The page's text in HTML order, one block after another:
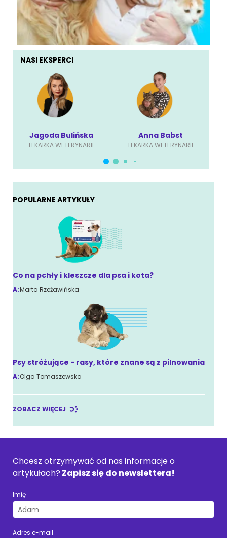
NASI EKSPERCI
Jagoda Bulińska
LEKARKA WETERYNARII
Anna Babst
LEKARKA WETERYNARII
POPULARNE ARTYKUŁY
Co na pchły i kleszcze dla psa i kota?
A:Marta Rzeżawińska
Psy stróżujące - rasy, które znane są z pilnowania
A:Olga Tomaszewska
ZOBACZ WIĘCEJ
Chcesz otrzymywać od nas informacje o
artykułach? Zapisz się do newslettera!
Imię
Adres e-mail